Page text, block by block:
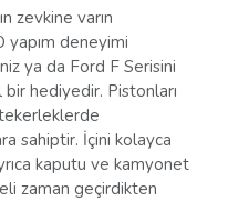
zevkine varın
yapım deneyimi
ya da Ford F Serisini
hediyedir. Pistonları
sahiptir. İçini kolayca
kaputu ve kamyonet
zaman geçirdikten